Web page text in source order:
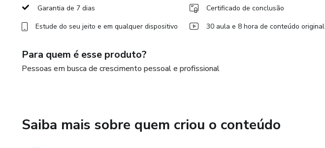
Garantia de 7 dias
Certificado de conclusão
Estude do seu jeito e em qualquer dispositivo
30 aula e 8 hora de conteúdo original
Para quem é esse produto?
Pessoas em busca de crescimento pessoal e profissional
Saiba mais sobre quem criou o conteúdo